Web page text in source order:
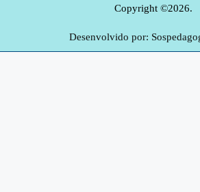
Copyright ©2026.
Desenvolvido por: